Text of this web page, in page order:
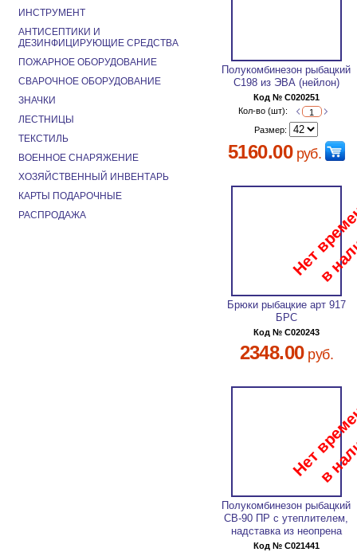
Полукомбинезон рыбацкий
С198 из ЭВА (нейлон)
Код № C020251
Кол-во (шт):
Размер:
5160.00руб.
Брюки рыбацкие арт 917
БРС
Код № C020243
2348.00руб.
Полукомбинезон рыбацкий
СВ-90 ПР с утеплителем,
надставка из неопрена
Код № C021441
ИНСТРУМЕНТ
АНТИСЕПТИКИ И
ДЕЗИНФИЦИРУЮЩИЕ СРЕДСТВА
ПОЖАРНОЕ ОБОРУДОВАНИЕ
СВАРОЧНОЕ ОБОРУДОВАНИЕ
ЗНАЧКИ
ЛЕСТНИЦЫ
ТЕКСТИЛЬ
ВОЕННОЕ СНАРЯЖЕНИЕ
ХОЗЯЙСТВЕННЫЙ ИНВЕНТАРЬ
КАРТЫ ПОДАРОЧНЫЕ
РАСПРОДАЖА